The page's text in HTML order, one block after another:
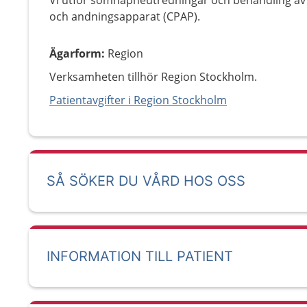
och andningsapparat (CPAP).
Ägarform: Region
Verksamheten tillhör Region Stockholm.
Patientavgifter i Region Stockholm
SÅ SÖKER DU VÅRD HOS OSS
INFORMATION TILL PATIENT